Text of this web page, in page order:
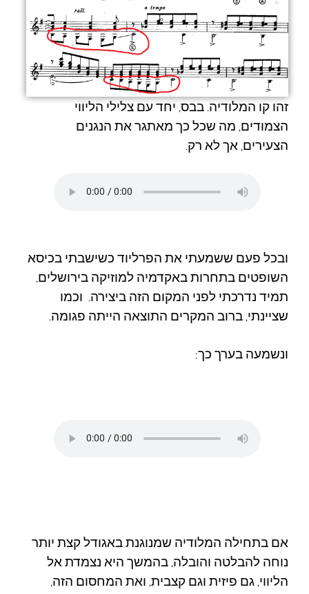
זהו קו המלודיה. בבס, יחד עם צלילי הליווי
הצמודים, מה שכל כך מאתגר את הנגנים
הצעירים, אך לא רק.
ובכל פעם ששמעתי את הפרליוד כשישבתי בכיסא
השופטים בתחרות באקדמיה למוזיקה בירושלים,
תמיד נדרכתי לפני המקום הזה ביצירה. וכמו
שציינתי, ברוב המקרים התוצאה הייתה פגומה.
ונשמעה בערך כך:
אם בתחילה המלודיה שמנוגנת באגודל קצת יותר
נוחה להבלטה והובלה, בהמשך היא נצמדת אל
הליווי, גם פיזית וגם קצבית, ואת המחסום הזה,